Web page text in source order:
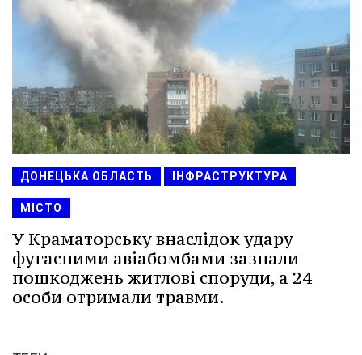
ДОНЕЦЬКА ОБЛАСТЬ ІНФРАСТРУКТУРА
МІСТО
У Краматорську внаслідок удару
фугасними авіабомбами зазнали
пошкоджень житлові споруди, а 24
особи отримали травми.